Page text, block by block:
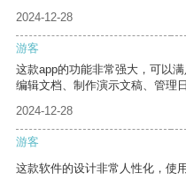
2024-12-28
游客
这款app的功能非常强大，可以
编辑文档、制作演示文稿、管理
2024-12-28
游客
这款软件的设计非常人性化，使